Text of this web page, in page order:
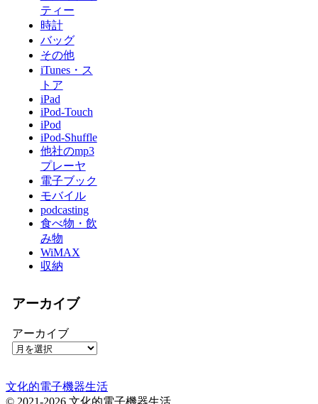
ティー
時計
バッグ
その他
iTunes・ス
トア
iPad
iPod-Touch
iPod
iPod-Shuffle
他社のmp3
プレーヤ
電子ブック
モバイル
podcasting
食べ物・飲
み物
WiMAX
収納
アーカイブ
アーカイブ
文化的電子機器生活
© 2021-2026 文化的電子機器生活.